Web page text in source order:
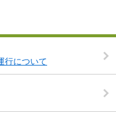
行について